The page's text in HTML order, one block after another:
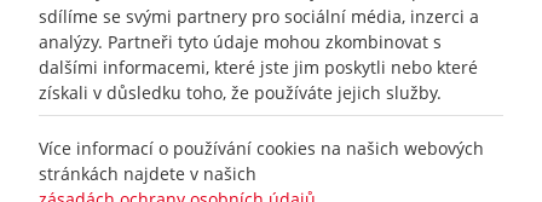
+420777 465 460
sdílíme se svými partnery pro sociální média, inzerci a
analýzy. Partneři tyto údaje mohou zkombinovat s
dalšími informacemi, které jste jim poskytli nebo které
získali v důsledku toho, že používáte jejich služby.
Více informací o používání cookies na našich webových
stránkách najdete v našich